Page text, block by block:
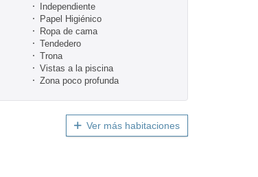
Independiente
Papel Higiénico
Ropa de cama
Tendedero
Trona
Vistas a la piscina
Zona poco profunda
Ver más habitaciones